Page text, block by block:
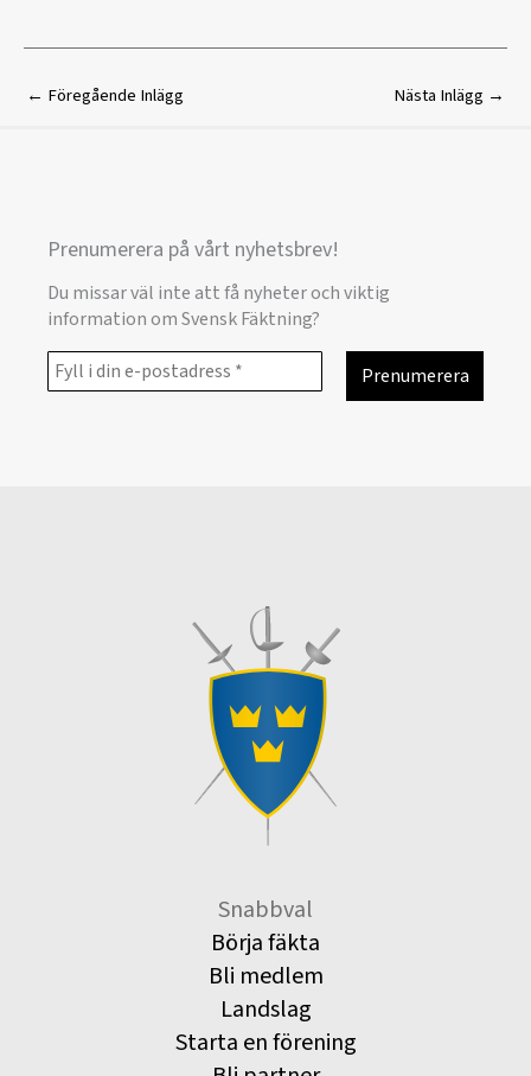
← Föregående Inlägg Nästa Inlägg →
Prenumerera på vårt nyhetsbrev!
Du missar väl inte att få nyheter och viktig
information om Svensk Fäktning?
Snabbval
Börja fäkta
Bli medlem
Landslag
Starta en förening